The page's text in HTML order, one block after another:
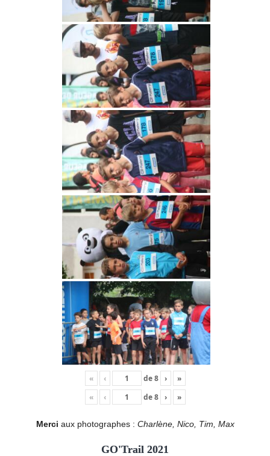
« ‹ de8 ›
»
«
‹ de8 › »
Merci aux photographes : Charlène, Nico, Tim, Max
GO'Trail 2021